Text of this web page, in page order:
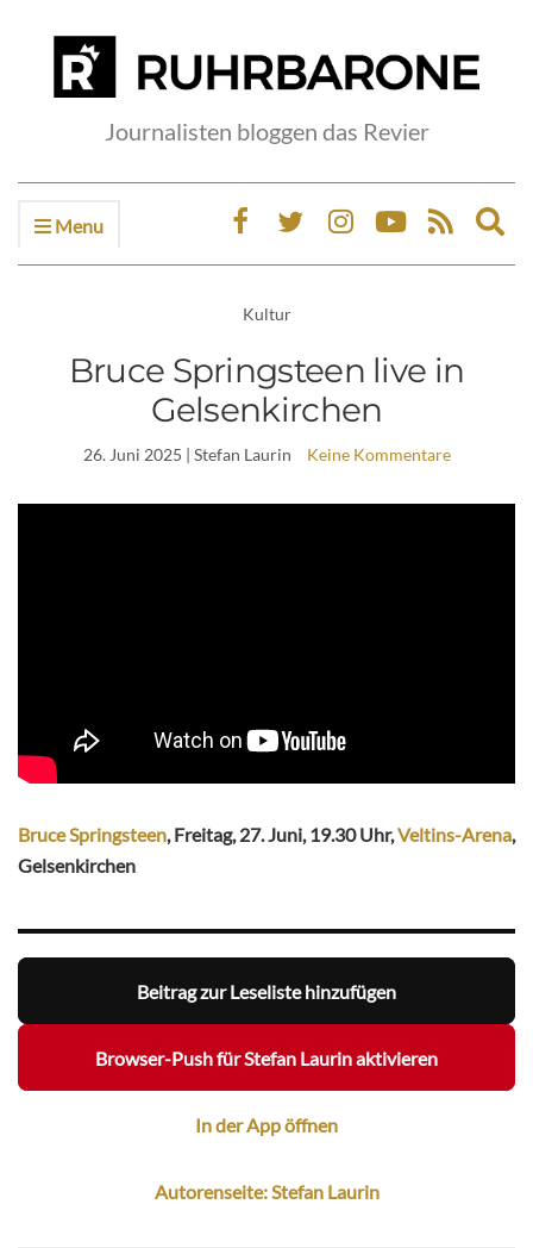
Journalisten bloggen das Revier
Menu
Kultur
Bruce Springsteen live in
Gelsenkirchen
26. Juni 2025 | Stefan Laurin Keine Kommentare
Bruce Springsteen, Freitag, 27. Juni, 19.30 Uhr,Veltins-Arena,
Gelsenkirchen
Beitrag zur Leseliste hinzufügen
Browser-Push für Stefan Laurin aktivieren
In der App öffnen
Autorenseite: Stefan Laurin